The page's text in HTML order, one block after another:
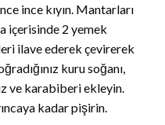
ince kıyın. Mantarları
içerisinde 2 yemek
ilave ederek çevirerek
kuru soğanı,
ve karabiberi ekleyin.
kadar pişirin.